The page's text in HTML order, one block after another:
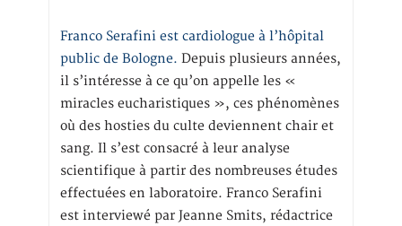
Franco Serafini est cardiologue à l’hôpital
public de Bologne. Depuis plusieurs années,
il s’intéresse à ce qu’on appelle les «
miracles eucharistiques », ces phénomènes
où des hosties du culte deviennent chair et
sang. Il s’est consacré à leur analyse
scientifique à partir des nombreuses études
effectuées en laboratoire. Franco Serafini
est interviewé par Jeanne Smits, rédactrice